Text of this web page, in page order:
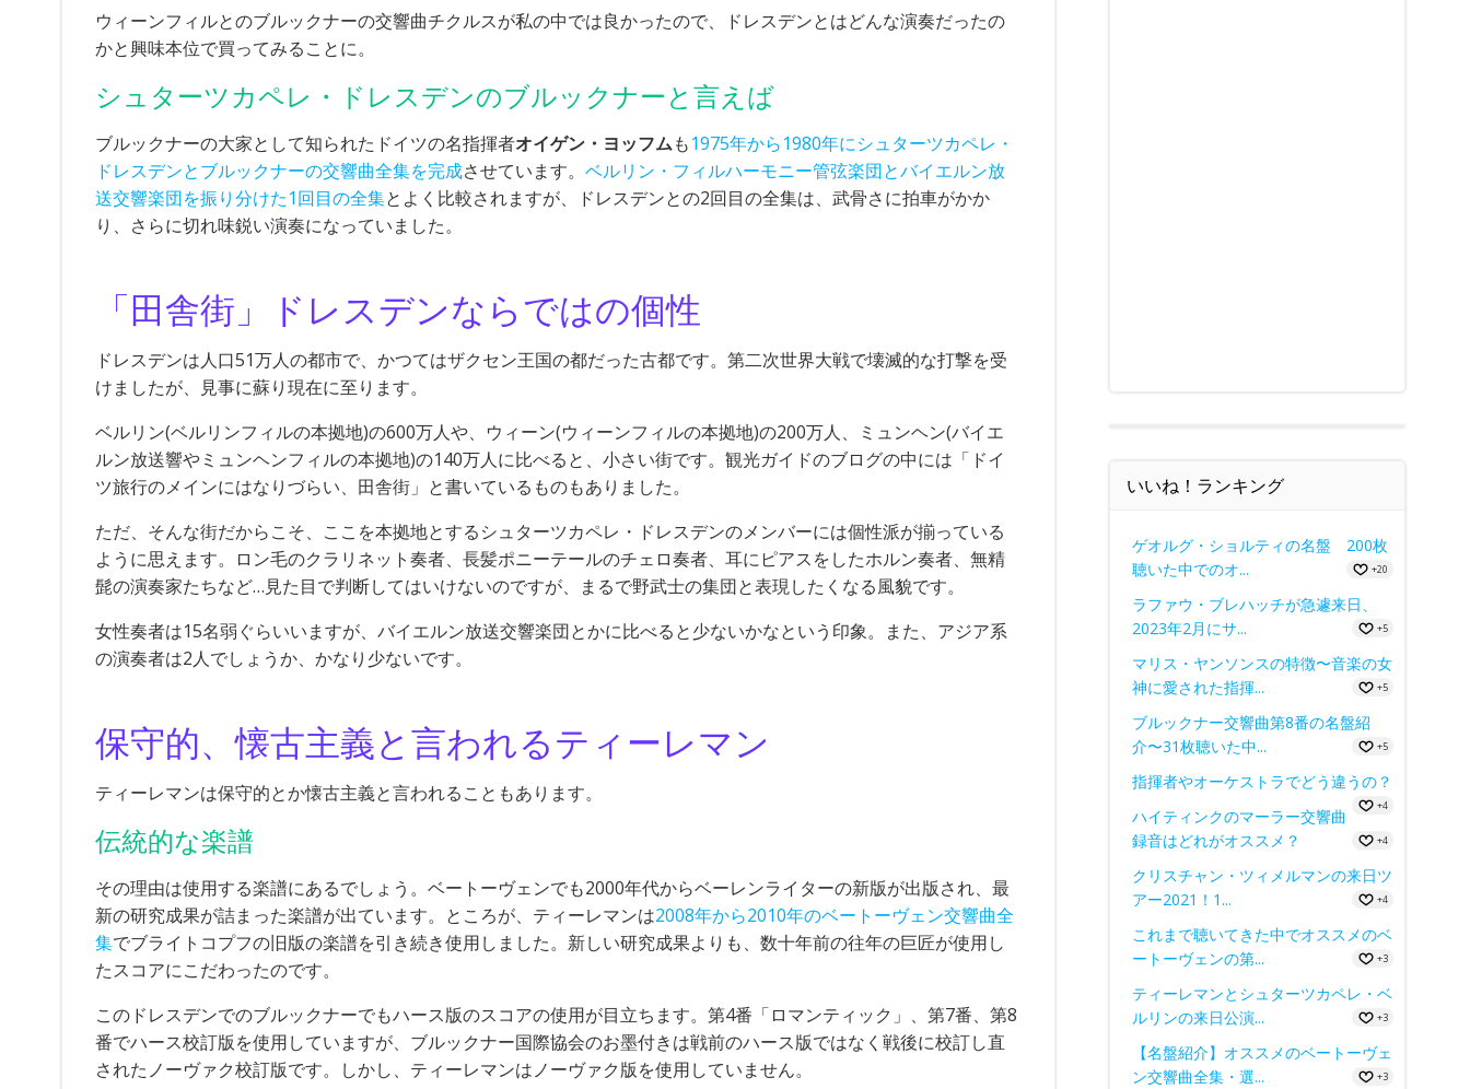
ウィーンフィルとのブルックナーの交響曲チクルスが私の中では良かったので、ドレスデンとはどんな演奏だったの
かと興味本位で買ってみることに。
シュターツカペレ・ドレスデンのブルックナーと言えば
ブルックナーの大家として知られたドイツの名指揮者オイゲン・ヨッフムも1975年から1980年にシュターツカペレ・
ドレスデンとブルックナーの交響曲全集を完成させています。 ベルリン・フィルハーモニー管弦楽団とバイエルン放
送交響楽団を振り分けた1回目の全集とよく比較されますが、ドレスデンとの2回目の全集は、武骨さに拍車がかか
り、さらに切れ味鋭い演奏になっていました。
「田舎街」ドレスデンならではの個性
ドレスデンは人口51万人の都市で、かつてはザクセン王国の都だった古都です。第二次世界大戦で壊滅的な打撃を受
けましたが、見事に蘇り現在に至ります。
ベルリン(ベルリンフィルの本拠地)の600万人や、ウィーン(ウィーンフィルの本拠地)の200万人、ミュンヘン(バイエ
ルン放送響やミュンヘンフィルの本拠地)の140万人に比べると、小さい街です。観光ガイドのブログの中には「ドイ
ツ旅行のメインにはなりづらい、田舎街」と書いているものもありました。
ただ、そんな街だからこそ、ここを本拠地とするシュターツカペレ・ドレスデンのメンバーには個性派が揃っている
ように思えます。ロン毛のクラリネット奏者、長髪ポニーテールのチェロ奏者、耳にピアスをしたホルン奏者、無精
髭の演奏家たちなど…見た目で判断してはいけないのですが、まるで野武士の集団と表現したくなる風貌です。
女性奏者は15名弱ぐらいいますが、バイエルン放送交響楽団とかに比べると少ないかなという印象。また、アジア系
の演奏者は2人でしょうか、かなり少ないです。
保守的、懐古主義と言われるティーレマン
ティーレマンは保守的とか懐古主義と言われることもあります。
伝統的な楽譜
その理由は使用する楽譜にあるでしょう。ベートーヴェンでも2000年代からベーレンライターの新版が出版され、最
新の研究成果が詰まった楽譜が出ています。ところが、ティーレマンは2008年から2010年のベートーヴェン交響曲全
集でブライトコプフの旧版の楽譜を引き続き使用しました。新しい研究成果よりも、数十年前の往年の巨匠が使用し
たスコアにこだわったのです。
このドレスデンでのブルックナーでもハース版のスコアの使用が目立ちます。第4番「ロマンティック」、第7番、第8
番でハース校訂版を使用していますが、ブルックナー国際協会のお墨付きは戦前のハース版ではなく戦後に校訂し直
されたノーヴァク校訂版です。しかし、ティーレマンはノーヴァク版を使用していません。
いいね！ランキング
ゲオルグ・ショルティの名盤 200枚
聴いた中でのオ...
+20
ラファウ・ブレハッチが急遽来日、
2023年2月にサ...
+5
マリス・ヤンソンスの特徴〜音楽の女
神に愛された指揮...
+5
ブルックナー交響曲第8番の名盤紹
介〜31枚聴いた中...
+5
指揮者やオーケストラでどう違うの？
+4
ハイティンクのマーラー交響曲
録音はどれがオススメ？
+4
クリスチャン・ツィメルマンの来日ツ
アー2021！1...
+4
これまで聴いてきた中でオススメのベ
ートーヴェンの第...
+3
ティーレマンとシュターツカペレ・ベ
ルリンの来日公演...
+3
【名盤紹介】オススメのベートーヴェ
ン交響曲全集・選...
+3